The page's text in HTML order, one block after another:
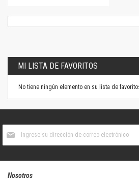
MI LISTA DE FAVORITOS
No tiene ningún elemento en su lista de
boletín
Nosotros